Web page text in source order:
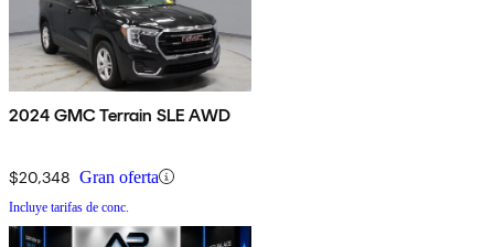
2024 GMC Terrain SLE AWD
$20,348 Gran oferta
Incluye tarifas de conc.